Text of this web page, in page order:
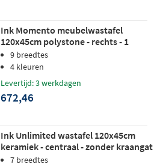
Ink Momento meubelwastafel
120x45cm polystone - rechts - 1
kraangat - glans wit
9 breedtes
4 kleuren
Levertijd: 3 werkdagen
672,46
Ink Unlimited wastafel 120x45cm
keramiek - centraal - zonder kraangat
- glans wit
7 breedtes